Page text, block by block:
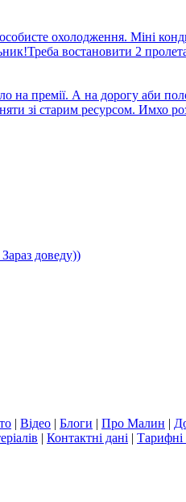
охолодження. Міні
востановити 2
на премії. А на дорогу аби
зi старим ресурсом. Имхо
доведу))
| Відео | Блоги | Про Малин |
| Контактні дані | Тарифні